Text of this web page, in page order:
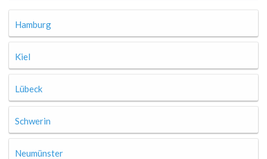
Hamburg
Kiel
Lübeck
Schwerin
Neumünster